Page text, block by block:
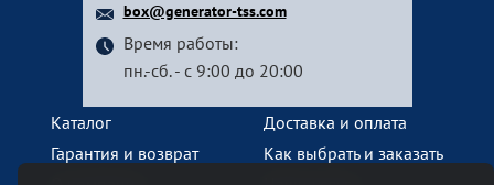
box@generator-tss.com
Время работы:
пн.-сб. - с 9:00 до 20:00
Каталог
Доставка и оплата
Гарантия и возврат
Как выбрать и заказать